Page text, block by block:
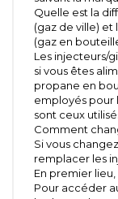
Quelle est la
(gaz de ville)
(gaz en
Les injecteurs/
si vous êtes
propane en
employés pour
sont ceux
Comment
Si vous
remplacer les
En premier lieu,
Pour accéder